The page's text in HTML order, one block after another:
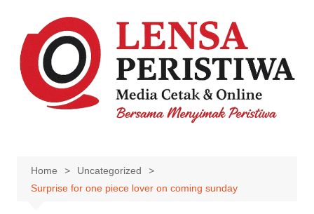
content
Home
Uncategorized
Surprise for one piece lover on coming sunday